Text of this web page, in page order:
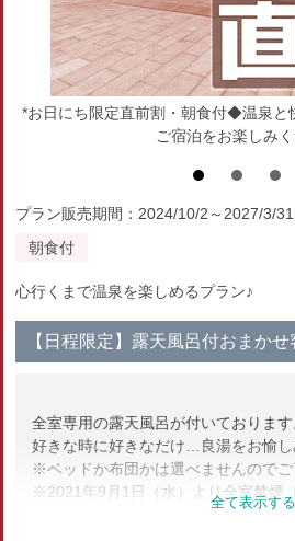
*お日にち限定直前割・朝食付◆温泉と
ご宿泊をお楽しみ
プラン販売期間：2024/10/2～2027/3/31
朝食付
心行くまで温泉を楽しめるプラン♪
【日程限定】露天風呂付おまか
全室専用の露天風呂が付いております
好きな時に好きなだけ…良湯をお愉し
※ベッドか布団かは選べませんのでご
※2021年9月1日（水）より全室禁煙